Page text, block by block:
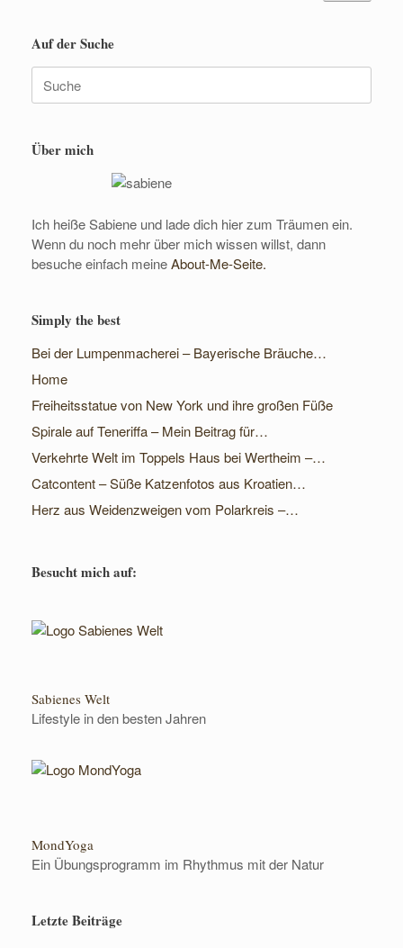
Auf der Suche
nach:
Über mich
Ich heiße Sabiene und lade dich hier zum Träumen ein.
Wenn du noch mehr über mich wissen willst, dann
besuche einfach meineAbout-Me-Seite.
Simply the best
Bei der Lumpenmacherei – Bayerische Bräuche…
Home
Freiheitsstatue von New York und ihre großen Füße
Spirale auf Teneriffa – Mein Beitrag für…
Verkehrte Welt im Toppels Haus bei Wertheim –…
Catcontent – Süße Katzenfotos aus Kroatien…
Herz aus Weidenzweigen vom Polarkreis –…
Besucht mich auf:
Sabienes Welt
Lifestyle in den besten Jahren
MondYoga
Ein Übungsprogramm im Rhythmus mit der Natur
Letzte Beiträge